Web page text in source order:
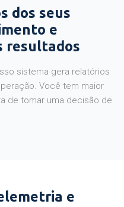
dos seus
e
resultados
sistema gera relatórios
Você tem maior
de tomar uma decisão de
e